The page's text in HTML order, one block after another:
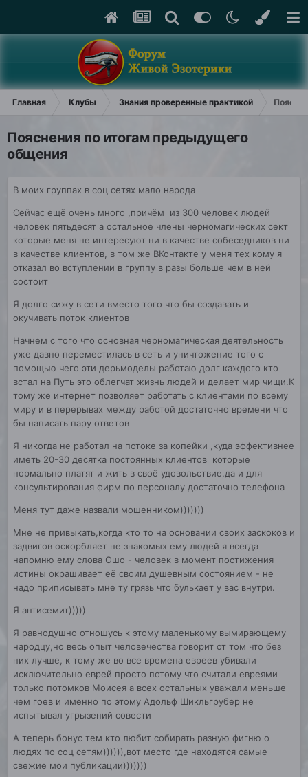
Главная Клубы Знания проверенные практикой
Пояснения по итогам предыдущего
общения
В моих группах в соц сетях мало народа
Сейчас ещё очень много ,причём из 300 человек людей
человек пятьдесят а остальное члены черномагических сект
которые меня не интересуют ни в качестве собеседников ни
в качестве клиентов, в том же ВКонтакте у меня тех кому я
отказал во вступлении в группу в разы больше чем в ней
состоит
Я долго сижу в сети вместо того что бы создавать и
окучивать поток клиентов
Начнем с того что основная черномагическая деятельность
уже давно переместилась в сеть и уничтожение того с
помощью чего эти дерьмоделы работаю долг каждого кто
встал на Путь это облегчат жизнь людей и делает мир чищи.К
тому же интернет позволяет работать с клиентами по всему
миру и в перерывах между работой достаточно времени что
бы написать пару ответов
Я никогда не работал на потоке за копейки ,куда эффективнее
иметь 20-30 десятка постоянных клиентов которые
нормально платят и жить в своё удовольствие,да и для
консультирования фирм по персоналу достаточно телефона
Меня тут даже назвали мошенником)))))))
Мне не привыкать,когда кто то на основании своих заскоков и
задвигов оскорбляет не знакомых ему людей я всегда
напомню ему слова Ошо - человек в момент постижения
истины окрашивает её своим душевным состоянием - не
надо приписывать мне ту грязь что булькает у вас внутри.
Я антисемит)))))
Я равнодушно отношусь к этому маленькому вымирающему
народцу,но весь опыт человечества говорит от том что без
них лучше, к тому же во все времена евреев убивали
исключительно еврей просто потому что считали евреями
только потомков Моисея а всех остальных уважали меньше
чем гоев и именно по этому Адольф Шикльгрубер не
испытывал угрызений совести
А теперь бонус тем кто любит собирать разную фигню о
людях по соц сетям)))))),вот место где находятся самые
свежие мои публикации)))))))